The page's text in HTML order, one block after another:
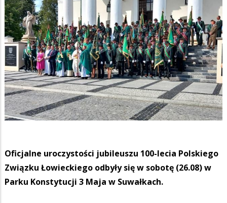
Oficjalne uroczystości jubileuszu 100-lecia Polskiego
Związku Łowieckiego odbyły się w sobotę (26.08) w
Parku Konstytucji 3 Maja w Suwałkach.